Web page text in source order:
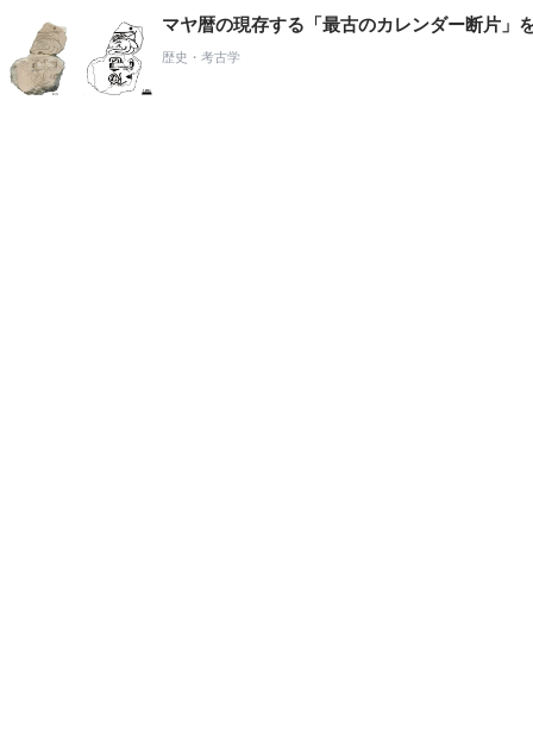
マヤ暦の現存する「最古のカレンダー断片」
歴史・考古学